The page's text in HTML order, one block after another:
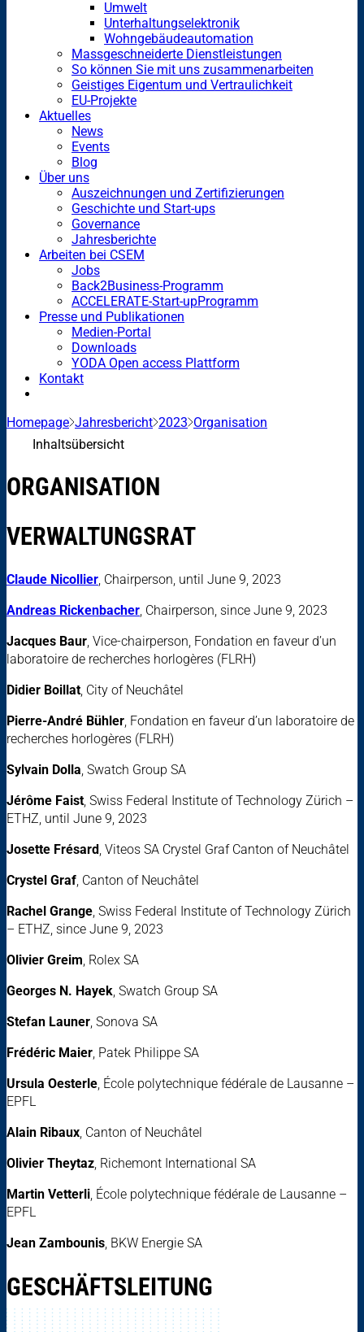
Umwelt
Unterhaltungselektronik
Wohngebäudeautomation
Massgeschneiderte Dienstleistungen
So können Sie mit uns zusammenarbeiten
Geistiges Eigentum und Vertraulichkeit
EU-Projekte
Aktuelles
News
Events
Blog
Über uns
Auszeichnungen und Zertifizierungen
Geschichte und Start-ups
Governance
Jahresberichte
Arbeiten bei CSEM
Jobs
Back2Business-Programm
ACCELERATE-Start-upProgramm
Presse und Publikationen
Medien-Portal
Downloads
YODA Open access Plattform
Kontakt
Homepage Jahresbericht 2023 Organisation
Inhaltsübersicht
ORGANISATION
VERWALTUNGSRAT
Claude Nicollier , Chairperson, until June 9, 2023
Andreas Rickenbacher , Chairperson, since June 9, 2023
Jacques Baur , Vice-chairperson, Fondation en faveur d’un
laboratoire de recherches horlogères (FLRH)
Didier Boillat, City of Neuchâtel
Pierre-André Bühler , Fondation en faveur d’un laboratoire de
recherches horlogères (FLRH)
Sylvain Dolla , Swatch Group SA
Jérôme Faist, Swiss Federal Institute of Technology Zürich –
ETHZ, until June 9, 2023
Josette Frésard , Viteos SA Crystel Graf Canton of Neuchâtel
Crystel Graf , Canton of Neuchâtel
Rachel Grange , Swiss Federal Institute of Technology Zürich
– ETHZ, since June 9, 2023
Olivier Greim , Rolex SA
Georges N. Hayek , Swatch Group SA
Stefan Launer , Sonova SA
Frédéric Maier , Patek Philippe SA
Ursula Oesterle , École polytechnique fédérale de Lausanne –
EPFL
Alain Ribaux , Canton of Neuchâtel
Olivier Theytaz , Richemont International SA
Martin Vetterli , École polytechnique fédérale de Lausanne –
EPFL
Jean Zambounis , BKW Energie SA
GESCHÄFTSLEITUNG